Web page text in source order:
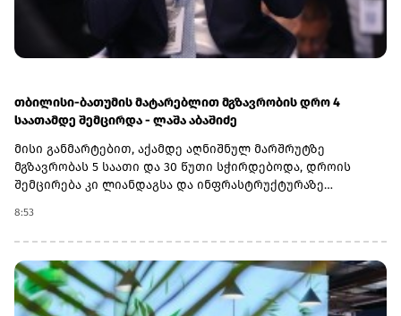
თბილისი-ბათუმის მატარებლით მგზავრობის დრო 4
საათამდე შემცირდა - ლაშა აბაშიძე
მისი განმარტებით, აქამდე აღნიშნულ მარშრუტზე
მგზავრობას 5 საათი და 30 წუთი სჭირდებოდა, დროის
შემცირება კი ლიანდაგსა და ინფრასტრუქტურაზე
ბოლო პერიოდის განმავლობაში, ლიანდაგსა და
ინფრასტრუქტურაზე მნიშვნელოვანი კაპიტალური
სამუშაოები ჩავატარეთ, რომელმაც საშუალება მოგვცა,
გარკვეულ მონაკვეთებზე სიჩქარეები გაგვეზარდა,
მოგვეხსნა შეზღუდვები და თბილისიდან ბათუმში
8:53